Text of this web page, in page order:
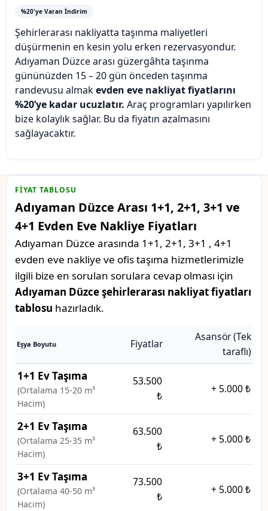
%20'ye Varan İndirim
Şehirlerarası nakliyatta taşınma maliyetleri
düşürmenin en kesin yolu erken rezervasyondur.
Adıyaman Düzce arası güzergâhta taşınma
gününüzden 15 – 20 gün önceden taşınma
randevusu almakevden eve nakliyat fiyatlarını
%20’ye kadar ucuzlatır. Araç programları yapılırken
bize kolaylık sağlar. Bu da fiyatın azalmasını
sağlayacaktır.
FIYAT TABLOSU
Adıyaman Düzce Arası 1+1, 2+1, 3+1 ve
4+1 Evden Eve Nakliye Fiyatları
Adıyaman Düzce arasında 1+1, 2+1, 3+1 , 4+1
evden eve nakliye ve ofis taşıma hizmetlerimizle
ilgili bize en sorulan sorulara cevap olması için
Adıyaman Düzce şehirlerarası nakliyat fiyatları
tablosu hazırladık.
Eşya Boyutu Fiyatlar
Asansör (Tek
taraflı)
1+1 Ev Taşıma
(Ortalama 15-20 m³
Hacim)
53.500
₺
+ 5.000 ₺
2+1 Ev Taşıma
(Ortalama 25-35 m³
Hacim)
63.500
₺
+ 5.000 ₺
3+1 Ev Taşıma
(Ortalama 40-50 m³
Hacim)
73.500
₺
+ 5.000 ₺